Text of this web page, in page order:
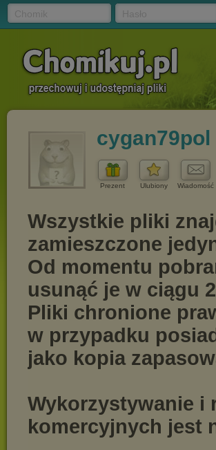
cygan79pol
Prezent Ulubiony Wiadomość